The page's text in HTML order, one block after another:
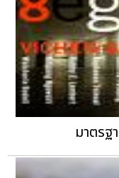
มาตร